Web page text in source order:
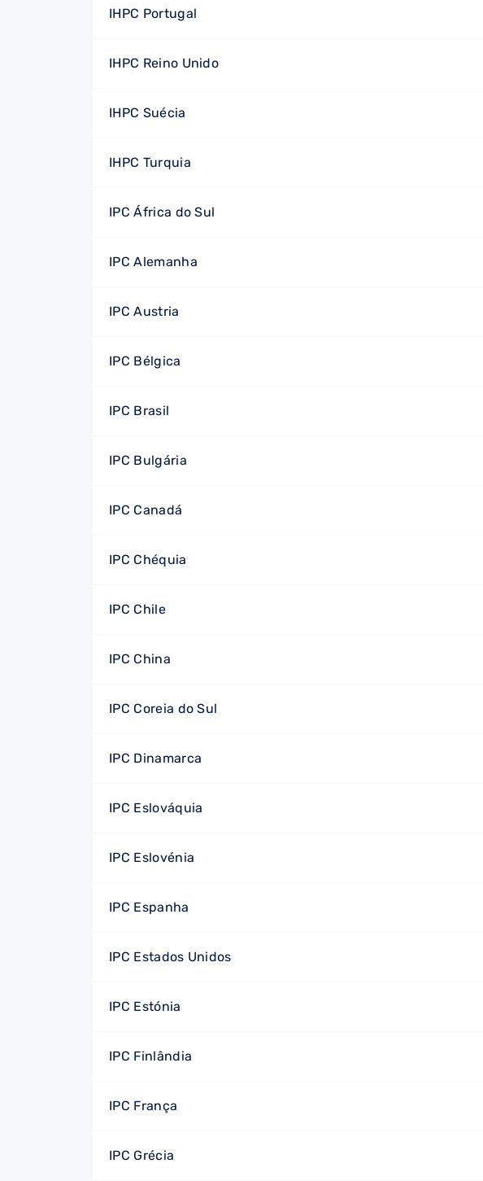
IHPC Portugal
IHPC Reino Unido
IHPC Suécia
IHPC Turquia
IPC África do Sul
IPC Alemanha
IPC Austria
IPC Bélgica
IPC Brasil
IPC Bulgária
IPC Canadá
IPC Chéquia
IPC Chile
IPC China
IPC Coreia do Sul
IPC Dinamarca
IPC Eslováquia
IPC Eslovénia
IPC Espanha
IPC Estados Unidos
IPC Estónia
IPC Finlândia
IPC França
IPC Grécia